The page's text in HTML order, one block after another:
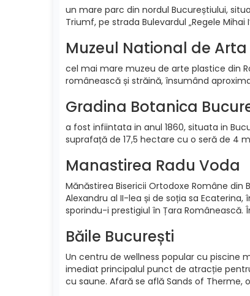
un mare parc din nordul Bucureștiului,
Triumf, pe strada Bulevardul „Regele
Muzeul National de
cel mai mare muzeu de arte plastice din
românească și străină, însumând
Gradina Botanica
a fost infiintata in anul 1860, situata in
suprafață de 17,5 hectare cu o seră de 4
Manastirea Radu Voda
Mănăstirea Bisericii Ortodoxe Române
Alexandru al II-lea și de soția sa
sporindu-i prestigiul în Țara
Băile București
Un centru de wellness popular cu piscine
imediat principalul punct de atracție
cu saune. Afară se află Sands of Therme,